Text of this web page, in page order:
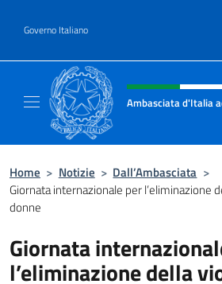
Governo Italiano
Intestazione sito,
Ambasciata d'Italia
Home > Notizie > Dall’Ambasciata >
Giornata internazionale per l’eliminazione
donne
Giornata
l’eliminazione della